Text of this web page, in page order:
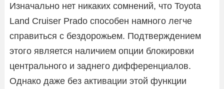
Изначально нет никаких сомнений, что Toyota
Land Cruiser Prado способен намного легче
справиться с бездорожьем. Подтверждением
этого является наличием опции блокировки
центрального и заднего дифференциалов.
Однако даже без активации этой функции